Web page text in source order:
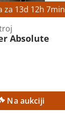
za 13d 12h 7min
Absolute
Na aukciji